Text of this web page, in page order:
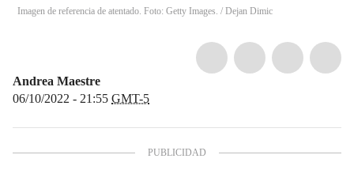
Imagen de referencia de atentado. Foto: Getty Images. / Dejan Dimic
Andrea Maestre
06/10/2022 - 21:55 GMT-5